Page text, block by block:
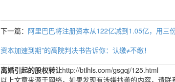
下一篇： 阿里巴巴将注册资本从122亿减到1.05亿，用三
资本加速到期”的高院判决书告诉你：认缴≠不缴！
离婚引起的股权转让http://btlhls.com/gsgqj/125.html
以上文章来源于网络，如果发现有涉嫌抄袭的内容，请